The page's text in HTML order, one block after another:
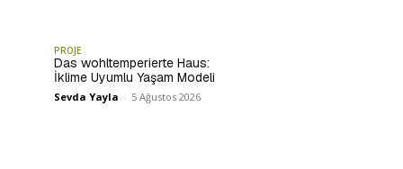
PROJE
Das wohltemperierte Haus:
İklime Uyumlu Yaşam Modeli
Sevda Yayla - 5 Ağustos 2026